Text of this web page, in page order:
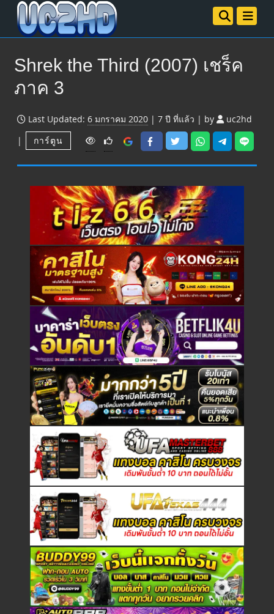
Shrek the Third (2007) เชร็ค
ภาค 3
Last Updated: 6 มกราคม 2020 | 7 ปี ที่แล้ว | by
uc2hd
|
การ์ตูน
V
w
s